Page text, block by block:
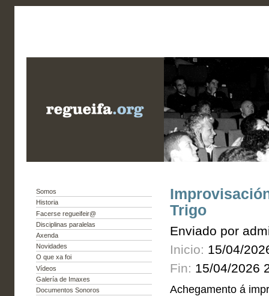
Somos
Historia
Facerse regueifeir@
Disciplinas paralelas
Axenda
Novidades
O que xa foi
Vídeos
Galería de Imaxes
Documentos Sonoros
Trigo
Enviado por
Inicio: 15/04/
Fin: 15/04/2026
Achegamento á